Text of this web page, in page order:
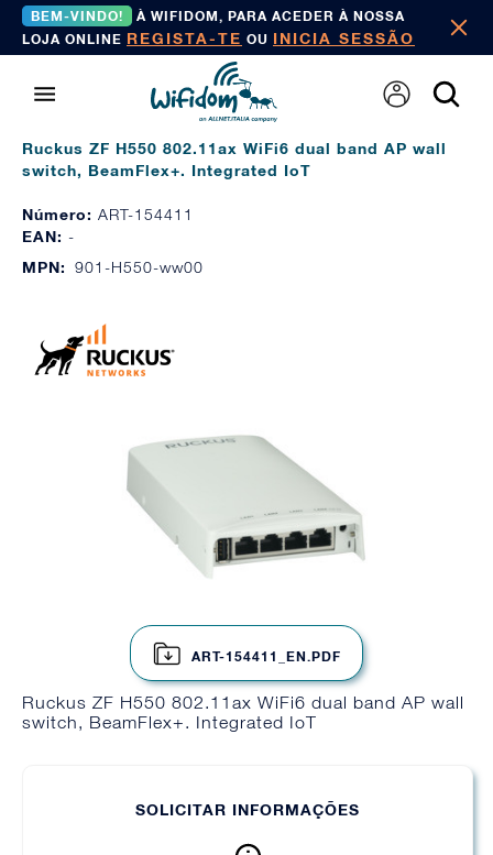
BEM-VINDO!
À WIFIDOM, PARA ACEDER À NOSSA
LOJA ONLINE REGISTA-TE OU INICIA SESSÃO
Ruckus ZF H550 802.11ax WiFi6 dual band AP wall
switch, BeamFlex+. Integrated IoT
Número: ART-154411
EAN: -
MPN: 901-H550-ww00
ART-154411_EN.PDF
Ruckus ZF H550 802.11ax WiFi6 dual band AP wall
switch, BeamFlex+. Integrated IoT
SOLICITAR INFORMAÇÕES